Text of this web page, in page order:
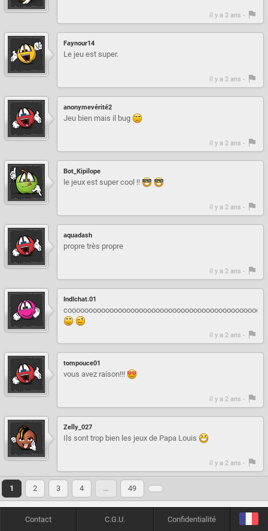
il y a 2 ans -
Faynour14
Le jeu est super.
il y a 2 ans -
anonymevérité2
Jeu bien mais il bug
il y a 2 ans -
Bot_Kipilope
le jeux est super cool !!
il y a 2 ans -
aquadash
propre très propre
il y a 2 ans -
IndIchat.01
il y a 2 ans -
tompouce01
vous avez raison!!!
il y a 2 ans -
Zelly_027
Ils sont trop bien les jeux de Papa Louis
il y a 2 ans -
1 2 3 4 … 49
Contact C.G.U. Confidentialité